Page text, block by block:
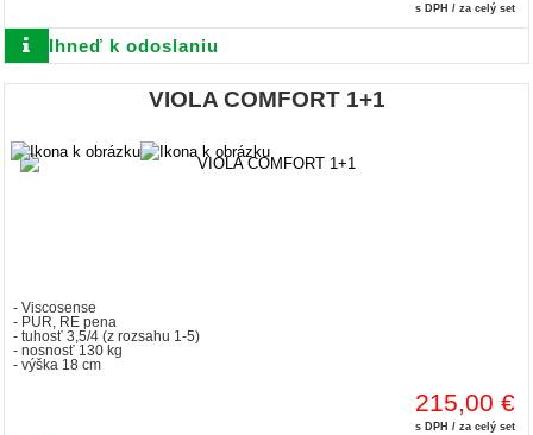
s DPH / za celý set
Ihneď k odoslaniu
VIOLA COMFORT 1+1
- Viscosense
- PUR, RE pena
- tuhosť 3,5/4 (z rozsahu 1-5)
- nosnosť 130 kg
- výška 18 cm
215,00 €
s DPH / za celý set